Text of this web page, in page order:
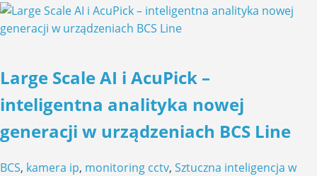
Large Scale AI i AcuPick –
inteligentna analityka nowej
generacji w urządzeniach BCS Line
BCS, kamera ip, monitoring cctv, Sztuczna inteligencja w